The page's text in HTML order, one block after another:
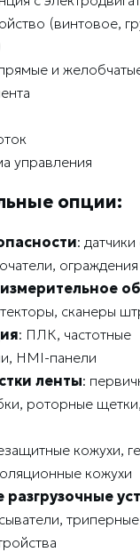
(винтовое,
и
управления
опции:
:
ограждения
сканеры
: ПЛК, частотные
HMI-панели
ленты:
роторные
кожухи,
кожухи